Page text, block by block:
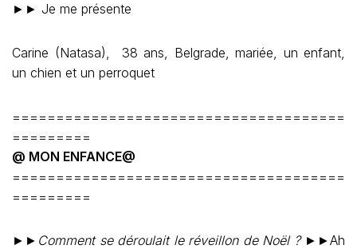
►► Je me présente
Carine (Natasa), 38 ans, Belgrade, mariée, un enfant,
un chien et un perroquet
======================================
=========
@ MON ENFANCE@
======================================
=========
►► Comment se déroulait le réveillon de Noël ?►►Ah